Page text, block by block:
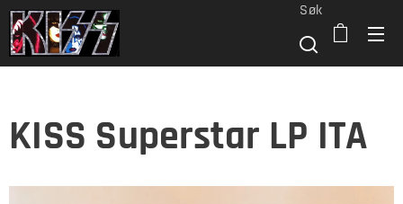
Søk
KISS Superstar LP ITA